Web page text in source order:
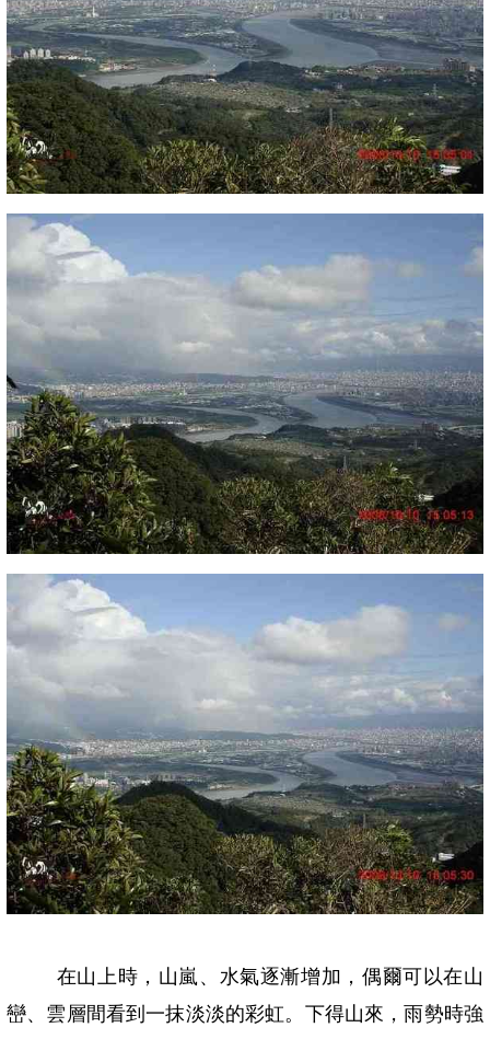
在山上時，山嵐、水氣逐漸增加，偶爾可以在山
巒、雲層間看到一抹淡淡的彩虹。下得山來，雨勢時強